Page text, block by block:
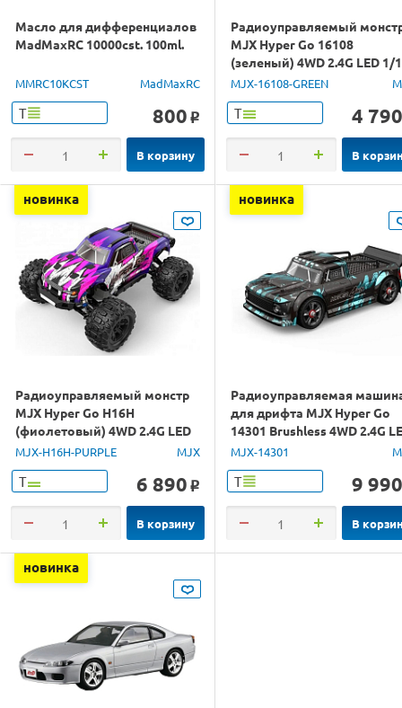
Масло для дифференциалов
MadMaxRC 10000cst. 100ml.
MMRC10KCST MadMaxRC
Т 800 o
В корзину
Радиоуправляемый
MJX Hyper Go 16108
(зеленый) 4WD 2.4G LED 1/
RTR
MJX-16108-GREEN
Т 4 790
В
новинка
Радиоуправляемый монстр
MJX Hyper Go H16H
(фиолетовый) 4WD 2.4G LED
GPS 1/16 RTR
MJX-H16H-PURPLE MJX
Т 6 890 o
В корзину
новинка
Радиоуправляемая
для дрифта MJX Hyper Go
14301 Brushless 4WD 2.4G
1/14 RTR
MJX-14301
Т 9 990
В
новинка